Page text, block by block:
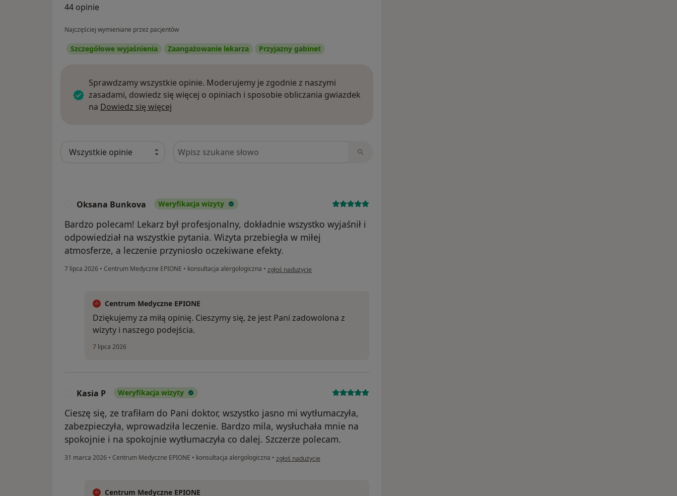
44 opinie
Najczęściej wymieniane przez pacjentów
Szczegółowe wyjaśnienia Zaangażowanie lekarza Przyjazny gabinet
Sprawdzamy wszystkie opinie. Moderujemy je zgodnie z naszymi
zasadami, dowiedz się więcej o opiniach i sposobie obliczania gwiazdek
na Dowiedz się więcej
Szukaj w opiniach
Oksana Bunkova Weryfikacja wizyty
Bardzo polecam! Lekarz był profesjonalny, dokładnie wszystko wyjaśnił i
odpowiedział na wszystkie pytania. Wizyta przebiegła w miłej
atmosferze, a leczenie przyniosło oczekiwane efekty.
7 lipca 2026 • Centrum Medyczne EPIONE • konsultacja alergologiczna • w opinii użytkownika Oksana Bunkova
zgłoś nadużycie
Centrum Medyczne EPIONE
Dziękujemy za miłą opinię. Cieszymy się, że jest Pani zadowolona z
wizyty i naszego podejścia.
7 lipca 2026
Kasia P Weryfikacja wizyty
Cieszę się, ze trafiłam do Pani doktor, wszystko jasno mi wytłumaczyła,
zabezpieczyła, wprowadziła leczenie. Bardzo mila, wysłuchała mnie na
spokojnie i na spokojnie wytłumaczyła co dalej. Szczerze polecam.
31 marca 2026 • Centrum Medyczne EPIONE • konsultacja alergologiczna • w opinii użytkownika Kasia P
zgłoś nadużycie
Centrum Medyczne EPIONE